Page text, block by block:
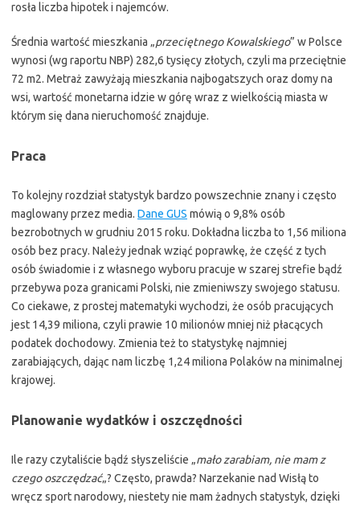
rosła liczba hipotek i najemców.
Średnia wartość mieszkania „przeciętnego Kowalskiego” w Polsce
wynosi (wg raportu NBP) 282,6 tysięcy złotych, czyli ma przeciętnie
72 m2. Metraż zawyżają mieszkania najbogatszych oraz domy na
wsi, wartość monetarna idzie w górę wraz z wielkością miasta w
którym się dana nieruchomość znajduje.
Praca
To kolejny rozdział statystyk bardzo powszechnie znany i często
maglowany przez media. Dane GUS mówią o 9,8% osób
bezrobotnych w grudniu 2015 roku. Dokładna liczba to 1,56 miliona
osób bez pracy. Należy jednak wziąć poprawkę, że część z tych
osób świadomie i z własnego wyboru pracuje w szarej strefie bądź
przebywa poza granicami Polski, nie zmieniwszy swojego statusu.
Co ciekawe, z prostej matematyki wychodzi, że osób pracujących
jest 14,39 miliona, czyli prawie 10 milionów mniej niż płacących
podatek dochodowy. Zmienia też to statystykę najmniej
zarabiających, dając nam liczbę 1,24 miliona Polaków na minimalnej
krajowej.
Planowanie wydatków i oszczędności
Ile razy czytaliście bądź słyszeliście „mało zarabiam, nie mam z
czego oszczędzać„? Często, prawda? Narzekanie nad Wisłą to
wręcz sport narodowy, niestety nie mam żadnych statystyk, dzięki